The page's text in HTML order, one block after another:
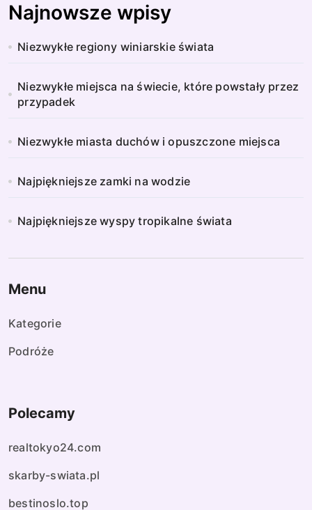
Najnowsze wpisy
Niezwykłe regiony winiarskie świata
Niezwykłe miejsca na świecie, które powstały przez
przypadek
Niezwykłe miasta duchów i opuszczone miejsca
Najpiękniejsze zamki na wodzie
Najpiękniejsze wyspy tropikalne świata
Menu
Kategorie
Podróże
Polecamy
realtokyo24.com
skarby-swiata.pl
bestinoslo.top